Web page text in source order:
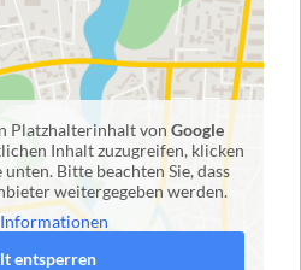
Platzhalterinhalt von Google
Inhalt zuzugreifen, klicken
Bitte beachten Sie, dass
weitergegeben werden.
entsperren